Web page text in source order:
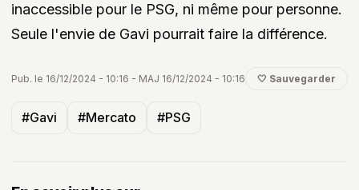
inaccessible pour le PSG, ni même pour personne.
Seule l'envie de Gavi pourrait faire la différence.
Pub. le 16/12/2024 - 10:16 - MAJ 16/12/2024 - 10:16 🤍 Sauvegarder
#Gavi #Mercato #PSG